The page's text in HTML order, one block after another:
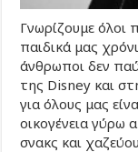
Γνωρίζουμε όλοι
παιδικά μας
άνθρωποι δεν
της Disney και
για όλους μας
οικογένεια γύρω
σνακς και